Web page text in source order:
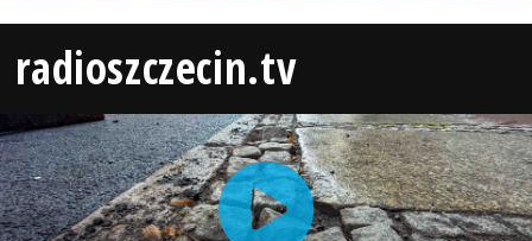
radioszczecin.tv